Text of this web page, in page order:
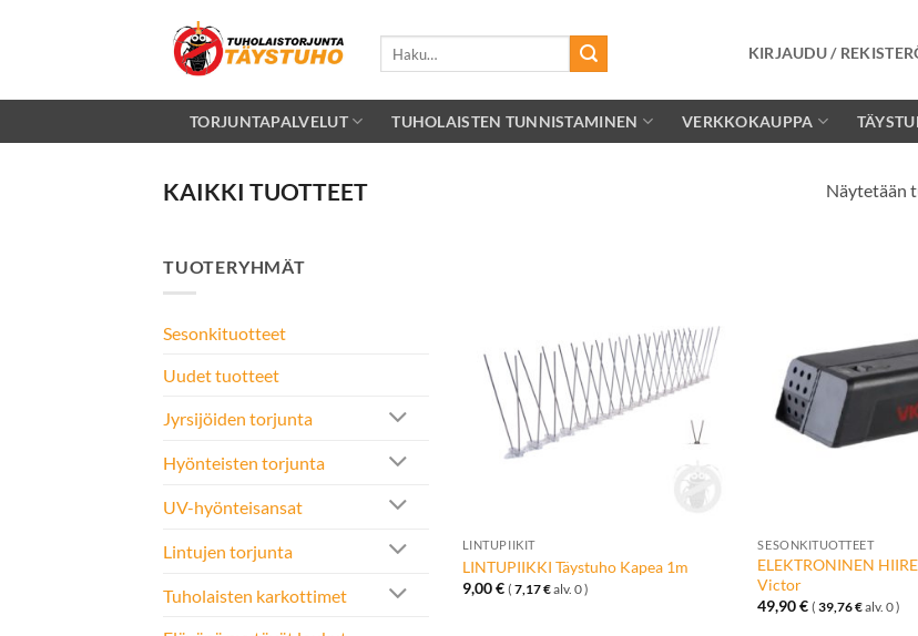
KIRJAUDU /
TORJUNTAPALVELUT TUHOLAISTEN TUNNISTAMINEN VERKKOKAUPPA
KAIKKI TUOTTEET Näytetään
TUOTERYHMÄT
Sesonkituotteet
Uudet tuotteet
Jyrsijöiden torjunta
Hyönteisten torjunta
UV-hyönteisansat
Lintujen torjunta
Tuholaisten karkottimet
toivelistalle
LINTUPIIKIT
LINTUPIIKKI Täystuho Kapea 1m
9,00€ ( 7,17€alv. 0 )
SESONKITUOTTEET
ELEKTRONINEN
Victor
49,90€ (39,76€alv. 0 )